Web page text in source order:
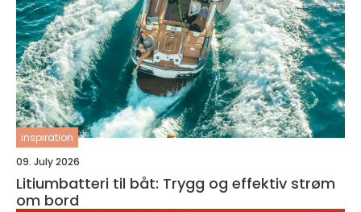
inspiration
09. July 2026
Litiumbatteri til båt: Trygg og effektiv strøm
om bord